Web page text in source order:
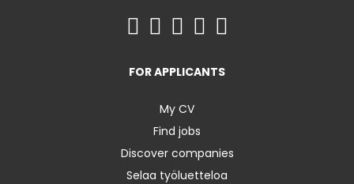
FOR APPLICANTS
My CV
Find jobs
Discover companies
Selaa työluetteloa